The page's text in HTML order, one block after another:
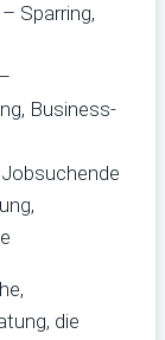
Sparring,
Business-
die